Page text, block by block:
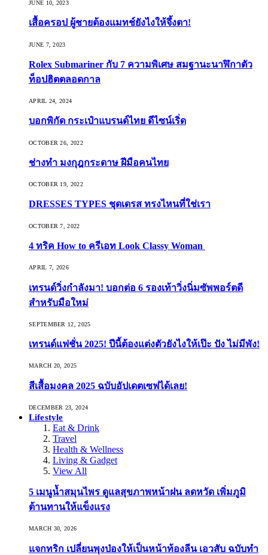
JUNE 10, 2023
เสื้อครอป ผู้ชายต้องแมทช์ยังไงให้จึ้งตา!
JUNE 7, 2023
Rolex Submariner กับ 7 ความพิเศษ สมฐานะนาฬิกาตัว
ท็อปฮิตตลอดกาล
APRIL 24, 2024
บอกพิกัด กระเป๋าแบรนด์ไทย ดีไซน์เริ่ด
OCTOBER 26, 2022
ช่างทำ มงกุฎกระดาษ ฝีมือคนไทย
OCTOBER 19, 2022
DRESSES TYPES ชุดเดรส ทรงไหนที่ใช่เรา
OCTOBER 7, 2022
4 ทริค How to ครีเอท Look Classy Woman
APRIL 7, 2026
เทรนด์วิ่งกำลังมา! บอกต่อ 6 รองเท้าวิ่งนิ่มซัพพอร์ตดี
สำหรับมือใหม่
SEPTEMBER 12, 2025
เทรนด์แฟชั่น 2025! ปีนี้ต้องแต่งตัวยังไงให้เป๊ะ ปัง ไม่มีพัง!
MARCH 20, 2025
สีเสื้อมงคล 2025 ฉบับอัปเดตเซฟได้เลย!
DECEMBER 23, 2024
Lifestyle
Eat & Drink
Travel
Health & Wellness
Living & Gadget
View All
5 เมนูน้ำสมุนไพร ดูแลสุขภาพหน้าฝน ลดหวัด เพิ่มภูมิ
ต้านทานให้แข็งแรง
MARCH 30, 2026
แจกทริก เปลี่ยนพุงป่องให้เป็นหน้าท้องลีน เอวสับ ฉบับทำ